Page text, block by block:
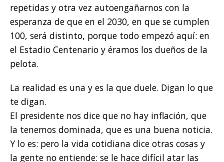
repetidas y otra vez autoengañarnos con la
esperanza de que en el 2030, en que se cumplen
100, será distinto, porque todo empezó aquí: en
el Estadio Centenario y éramos los dueños de la
pelota.
La realidad es una y es la que duele. Digan lo que
te digan.
El presidente nos dice que no hay inflación, que
la tenemos dominada, que es una buena noticia.
Y lo es: pero la vida cotidiana dice otras cosas y
la gente no entiende: se le hace difícil atar las